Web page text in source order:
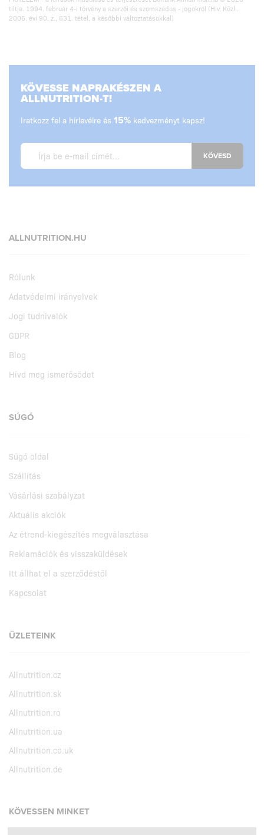
tiltja. 1994. február 4-i törvény a szerzői és szomszédos - jogokról (Hiv. Közl..
2006. évi 90. z., 631. tétel, a későbbi változtatásokkal)
KÖVESSE NAPRAKÉSZEN A
ALLNUTRITION-T!
Iratkozz fel a hírlevélre és 15% kedvezményt kapsz!
KÖVESD
ALLNUTRITION.HU
Rólunk
Adatvédelmi irányelvek
Jogi tudnivalók
GDPR
Blog
Hívd meg ismerősödet
SÚGÓ
Súgó oldal
Szállítás
Vásárlási szabályzat
Aktuális akciók
Az étrend-kiegészítés megválasztása
Reklamációk és visszaküldések
Itt állhat el a szerződéstől
Kapcsolat
ÜZLETEINK
Allnutrition.cz
Allnutrition.sk
Allnutrition.ro
Allnutrition.ua
Allnutrition.co.uk
Allnutrition.de
KÖVESSEN MINKET